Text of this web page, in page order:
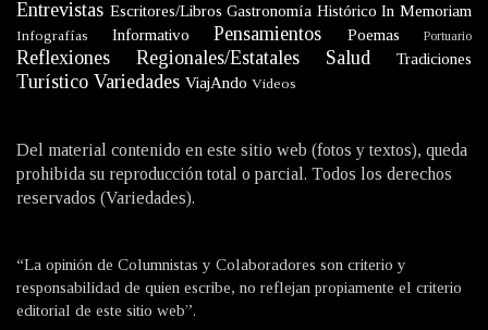
Entrevistas Escritores/Libros Gastronomía Histórico In Memoriam
Infografías Informativo Pensamientos Poemas Portuario
Reflexiones Regionales/Estatales Salud Tradiciones
Turístico Variedades ViajAndo Videos
Del material contenido en este sitio web (fotos y textos), queda
prohibida su reproducción total o parcial. Todos los derechos
reservados (Variedades).
“La opinión de Columnistas y Colaboradores son criterio y
responsabilidad de quien escribe, no reflejan propiamente el criterio
editorial de este sitio web”.